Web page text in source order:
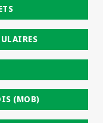
(MOB)